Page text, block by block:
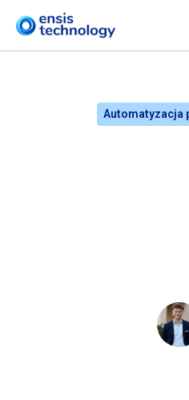
Automatyzacja